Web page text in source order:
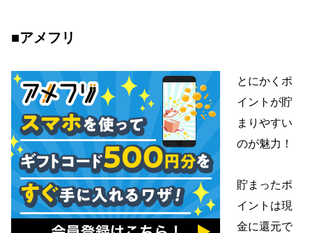
■アメフリ
とにかくポ
イントが貯
まりやすい
のが魅力！
貯まったポ
イントは現
金に還元で